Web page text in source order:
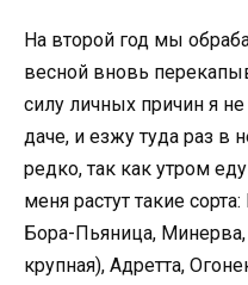
На второй год мы
весной вновь
силу личных причин я
даче, и езжу туда раз в
редко, так как утром
меня растут такие
Бора-Пьяница,
крупная), Адретта,